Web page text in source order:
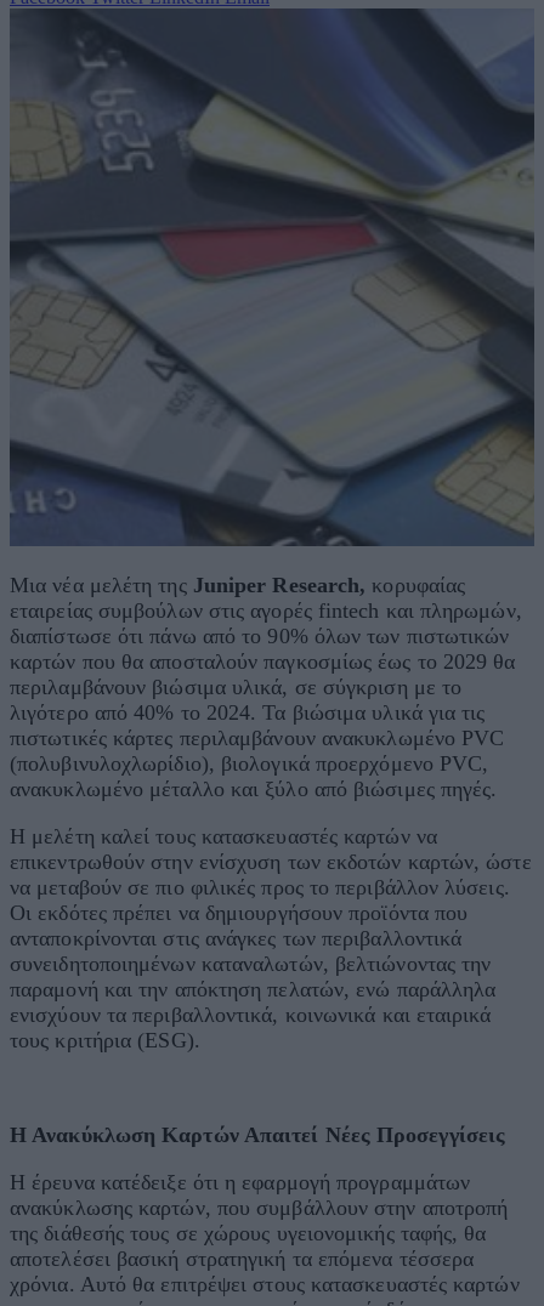
Μια νέα μελέτη της Juniper Research, κορυφαίας
εταιρείας συμβούλων στις αγορές fintech και πληρωμών,
διαπίστωσε ότι πάνω από το 90% όλων των πιστωτικών
καρτών που θα αποσταλούν παγκοσμίως έως το 2029 θα
περιλαμβάνουν βιώσιμα υλικά, σε σύγκριση με το
λιγότερο από 40% το 2024. Τα βιώσιμα υλικά για τις
πιστωτικές κάρτες περιλαμβάνουν ανακυκλωμένο PVC
(πολυβινυλοχλωρίδιο), βιολογικά προερχόμενο PVC,
ανακυκλωμένο μέταλλο και ξύλο από βιώσιμες πηγές.
Η μελέτη καλεί τους κατασκευαστές καρτών να
επικεντρωθούν στην ενίσχυση των εκδοτών καρτών, ώστε
να μεταβούν σε πιο φιλικές προς το περιβάλλον λύσεις.
Οι εκδότες πρέπει να δημιουργήσουν προϊόντα που
ανταποκρίνονται στις ανάγκες των περιβαλλοντικά
συνειδητοποιημένων καταναλωτών, βελτιώνοντας την
παραμονή και την απόκτηση πελατών, ενώ παράλληλα
ενισχύουν τα περιβαλλοντικά, κοινωνικά και εταιρικά
τους κριτήρια (ESG).
Η Ανακύκλωση Καρτών Απαιτεί Νέες Προσεγγίσεις
Η έρευνα κατέδειξε ότι η εφαρμογή προγραμμάτων
ανακύκλωσης καρτών, που συμβάλλουν στην αποτροπή
της διάθεσής τους σε χώρους υγειονομικής ταφής, θα
αποτελέσει βασική στρατηγική τα επόμενα τέσσερα
χρόνια. Αυτό θα επιτρέψει στους κατασκευαστές καρτών